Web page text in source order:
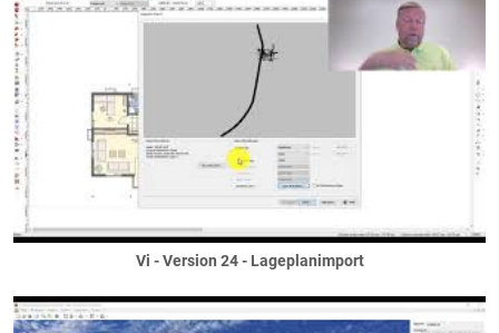
... unter Stützen / Säulen
Dreiecks- / Spitzgaube
Flachdachgaube
Krüppelwlamgaube
Satteldachgaube
Schleppgaube
Tonnengaube
Walmgaube
Vi - Version 24 - Lageplanimport